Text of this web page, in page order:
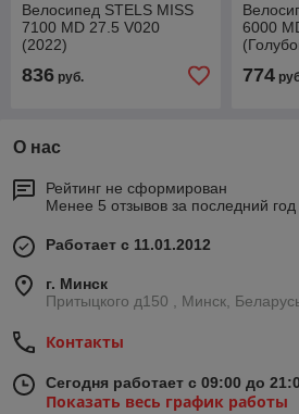
Велосипед STELS MISS
7100 MD 27.5 V020
(2022)
836 руб.
6000
774
О нас
Рейтинг не сформирован
Менее 5 отзывов за последний год
Работает с 11.01.2012
г. Минск
Притыцкого д150 , Минск,
Контакты
Сегодня работает с 09:00 до
Показать весь график работы